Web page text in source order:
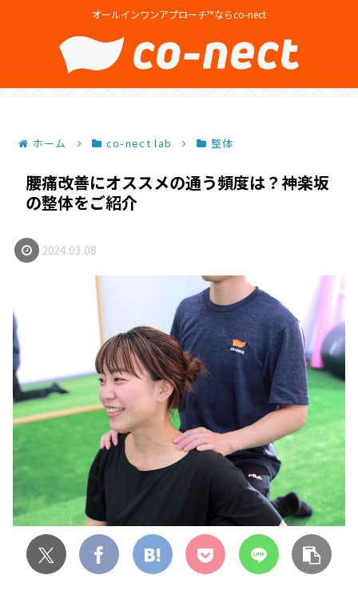
オールインワンアプローチ™ならco-nect
ホーム co-nect lab 整体
腰痛改善にオススメの通う頻度は？神楽坂
の整体をご紹介
2024.03.08